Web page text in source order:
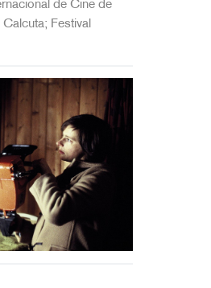
de Cine de
Festival